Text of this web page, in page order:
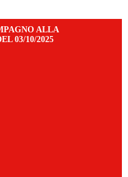
ALLA
03/10/2025